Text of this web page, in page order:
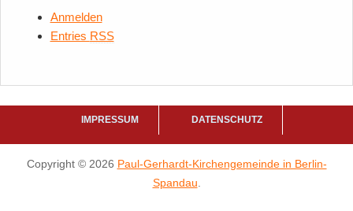
Anmelden
Entries RSS
IMPRESSUM DATENSCHUTZ
Copyright © 2026 Paul-Gerhardt-Kirchengemeinde in Berlin-
Spandau